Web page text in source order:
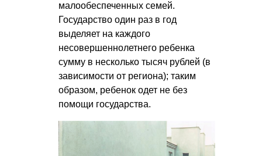
малообеспеченных семей.
Государство один раз в год
выделяет на каждого
несовершеннолетнего ребенка
сумму в несколько тысяч рублей (в
зависимости от региона); таким
образом, ребенок одет не без
помощи государства.